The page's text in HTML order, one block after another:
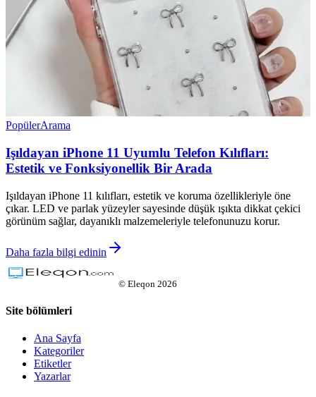
PopülerArama
Işıldayan iPhone 11 Uyumlu Telefon Kılıfları:
Estetik ve Fonksiyonellik Bir Arada
Işıldayan iPhone 11 kılıfları, estetik ve koruma özellikleriyle öne
çıkar. LED ve parlak yüzeyler sayesinde düşük ışıkta dikkat çekici
görünüm sağlar, dayanıklı malzemeleriyle telefonunuzu korur.
Daha fazla bilgi edinin
© Eleqon 2026
Site bölümleri
Ana Sayfa
Kategoriler
Etiketler
Yazarlar